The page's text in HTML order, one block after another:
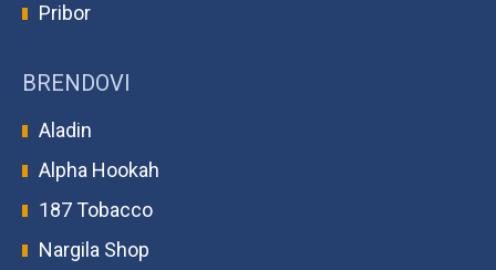
Pribor
BRENDOVI
Aladin
Alpha Hookah
187 Tobacco
Nargila Shop